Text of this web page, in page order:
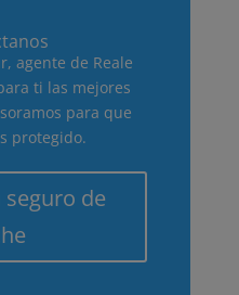
agente de Reale
ti las mejores
para que
protegido.
de